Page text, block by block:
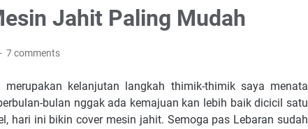
Jahit Paling Mudah
7 comments
kelanjutan langkah thimik-thimik saya menata
bulan nggak ada kemajuan kan lebih baik dicicil satu
hari ini bikin cover mesin jahit. Semoga pas Lebaran sudah